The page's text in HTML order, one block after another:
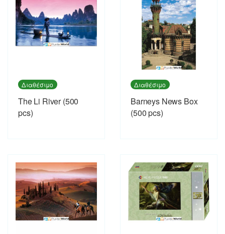
Διαθέσιμο
The Li River (500
pcs)
Διαθέσιμο
Barneys News Box
(500 pcs)